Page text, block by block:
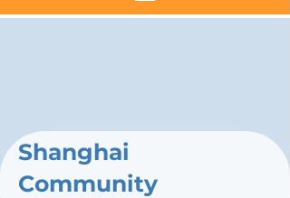
Shanghai
Community